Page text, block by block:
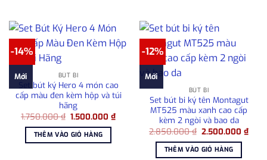
-14%
Mới BÚT BI
Set bút ký Hero 4 món cao
cấp màu đen kèm hộp và túi
hãng
1.750.000₫ Giá
là:
1.750.000 ₫.
1.500.000₫Giá
hiện
THÊM VÀO GIỎ HÀNG
-12%
Mới
BÚT BI
Set bút bi ký tên Montagut
MT525 màu xanh cao cấp
kèm 2 ngòi và bao da
2.850.000₫ Giá
là:
2.850.000 ₫.
2.500.000₫Giá
hiện
THÊM VÀO GIỎ HÀNG